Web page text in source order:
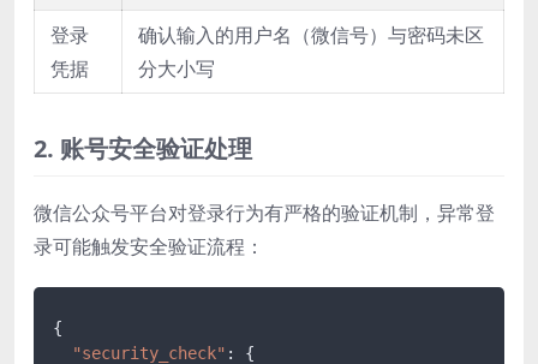
登录
凭据
确认输入的用户名（微信号）与密码未区
分大小写
2. 账号安全验证处理
微信公众号平台对登录行为有严格的验证机制，异常登
录可能触发安全验证流程：
{
"security_check" :
{